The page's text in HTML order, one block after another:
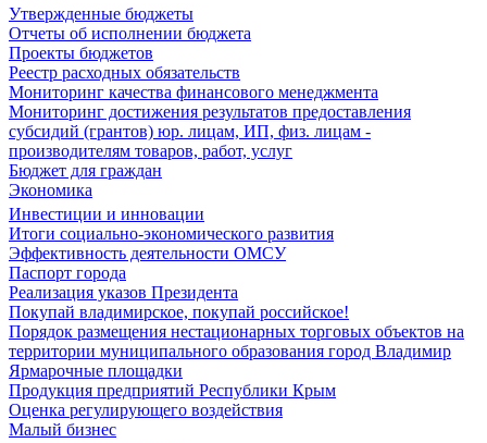
Утвержденные бюджеты
Отчеты об исполнении бюджета
Проекты бюджетов
Реестр расходных обязательств
Мониторинг качества финансового менеджмента
Мониторинг достижения результатов предоставления
субсидий (грантов) юр. лицам, ИП, физ. лицам -
производителям товаров, работ, услуг
Бюджет для граждан
Экономика
Инвестиции и инновации
Итоги социально-экономического развития
Эффективность деятельности ОМСУ
Паспорт города
Реализация указов Президента
Покупай владимирское, покупай российское!
Порядок размещения нестационарных торговых объектов на
территории муниципального образования город Владимир
Ярмарочные площадки
Продукция предприятий Республики Крым
Оценка регулирующего воздействия
Малый бизнес